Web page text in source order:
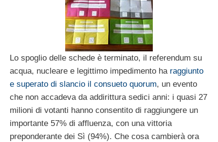
Lo spoglio delle schede è terminato, il referendum su
acqua, nucleare e legittimo impedimento ha raggiunto
e superato di slancio il consueto quorum, un evento
che non accadeva da addirittura sedici anni: i quasi 27
milioni di votanti hanno consentito di raggiungere un
importante 57% di affluenza, con una vittoria
preponderante dei Sì (94%). Che cosa cambierà ora